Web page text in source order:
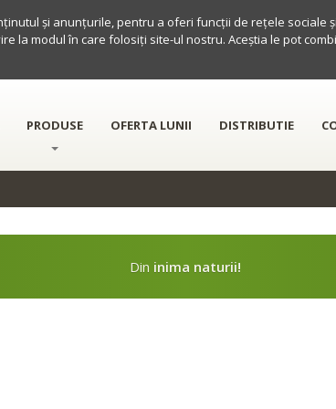
PRODUSE OFERTA LUNII DISTRIBUTIE
Din inima naturii!
și anunțurile, pentru a oferi funcții de rețele sociale
la modul în care folosiți site-ul nostru. Aceștia le pot